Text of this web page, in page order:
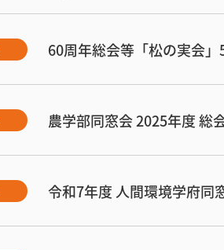
60周年総会等「松の実会
農学部同窓会 2025年度 総
令和7年度 人間環境学府同